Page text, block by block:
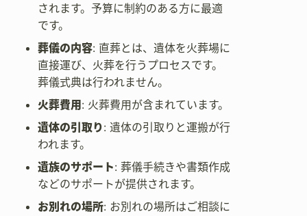
されます。予算に制約のある方に最適
です。
葬儀の内容: 直葬とは、遺体を火葬場に
直接運び、火葬を行うプロセスです。
葬儀式典は行われません。
火葬費用: 火葬費用が含まれています。
遺体の引取り: 遺体の引取りと運搬が行
われます。
遺族のサポート: 葬儀手続きや書類作成
などのサポートが提供されます。
お別れの場所: お別れの場所はご相談に